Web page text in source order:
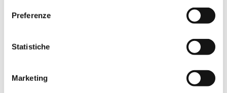
Preferenze
Statistiche
Marketing
porteranno la loro esperienza e il punto di vista delle